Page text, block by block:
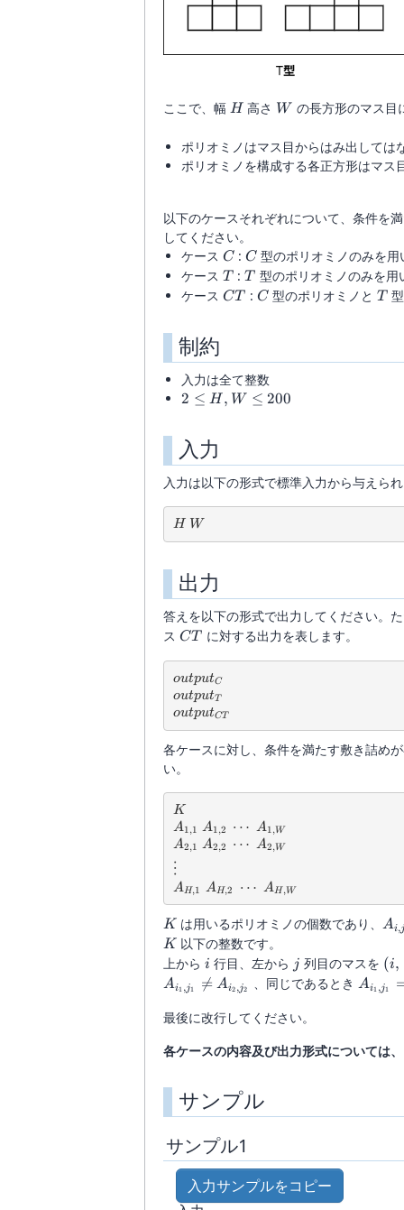
ここで、幅 H
H 高さ W
W の長方形のマス目
ポリオミノはマス目からはみ出して
ポリオミノを構成する各正方形はマス
以下のケースそれぞれについて、条件を
してください。
ケース C
C :C
C 型のポリオミノのみを用
ケース T
T :T
T 型のポリオミノのみを用
ケース CT
CT : C
C型のポリオミノと T
T
制約
入力は全て整数
2
W
\leq
200
2 ≤ H, W ≤ 200
入力
入力は以下の形式で標準入力から与えら
H\ W
H W
出力
答えを以下の形式で出力してください。
ス CT
CT に対する出力を表します。
output_C
outputC
output_T
outputT
output_{CT}
outputCT
各ケースに対し、条件を満たす敷き詰め
い。
K
K
A_{1, 1}\ A_{1, 2}\ \cdots\ A_{1,
A1,1 A1,2 ⋯ A1,W
A_{2, 1}\ A_{2, 2}\ \cdots\ A_{2,
A2,1 A2,2 ⋯ A2,W
\vdots
⋮
A_{H, 1}\ A_{H, 2}\ \cdots\ A_{H,
AH,1 AH,2 ⋯ AH,W
K
K は用いるポリオミノの個数であり、Ai,
K 以下の整数です。
上から i
i 行目、左から jj 列目のマスを
j)
(i,
Ai1 ,j1 
= Ai2 ,j2 、同じであるときAi1 ,j1
最後に改行してください。
各ケースの内容及び出力形式については
サンプル
サンプル1
入力サンプルをコピー